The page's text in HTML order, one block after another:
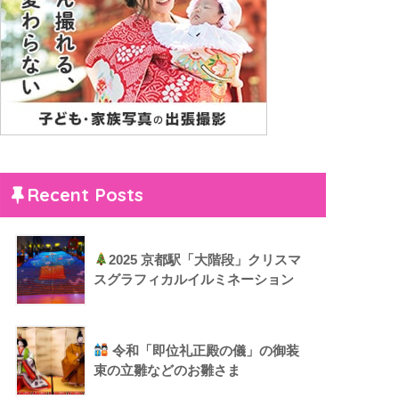
Recent Posts
2025 京都駅「大階段」クリスマ
スグラフィカルイルミネーション
令和「即位礼正殿の儀」の御装
束の立雛などのお雛さま